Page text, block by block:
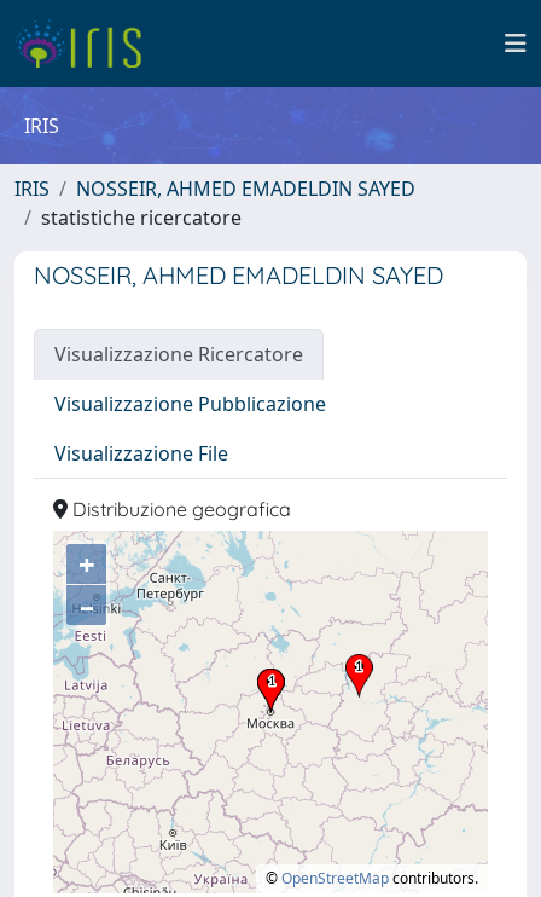
IRIS
IRIS
NOSSEIR, AHMED EMADELDIN SAYED
statistiche ricercatore
NOSSEIR, AHMED EMADELDIN SAYED
Visualizzazione Ricercatore
Visualizzazione Pubblicazione
Visualizzazione File
Distribuzione geografica
+
–
©OpenStreetMapcontributors.